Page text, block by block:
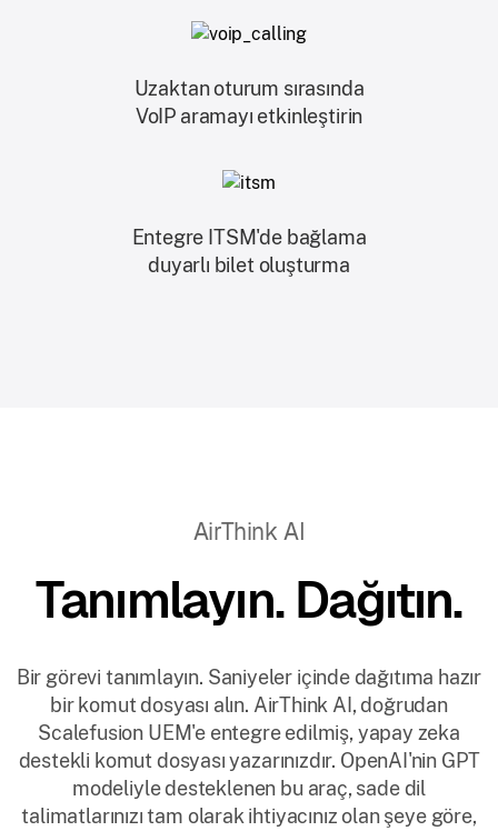
Uzaktan oturum sırasında
VoIP aramayı etkinleştirin
Entegre ITSM'de bağlama
duyarlı bilet oluşturma
AirThink AI
Tanımlayın. Dağıtın.
Bir görevi tanımlayın. Saniyeler içinde dağıtıma hazır
bir komut dosyası alın. AirThink AI, doğrudan
Scalefusion UEM'e entegre edilmiş, yapay zeka
destekli komut dosyası yazarınızdır. OpenAI'nin GPT
modeliyle desteklenen bu araç, sade dil
talimatlarınızı tam olarak ihtiyacınız olan şeye göre,